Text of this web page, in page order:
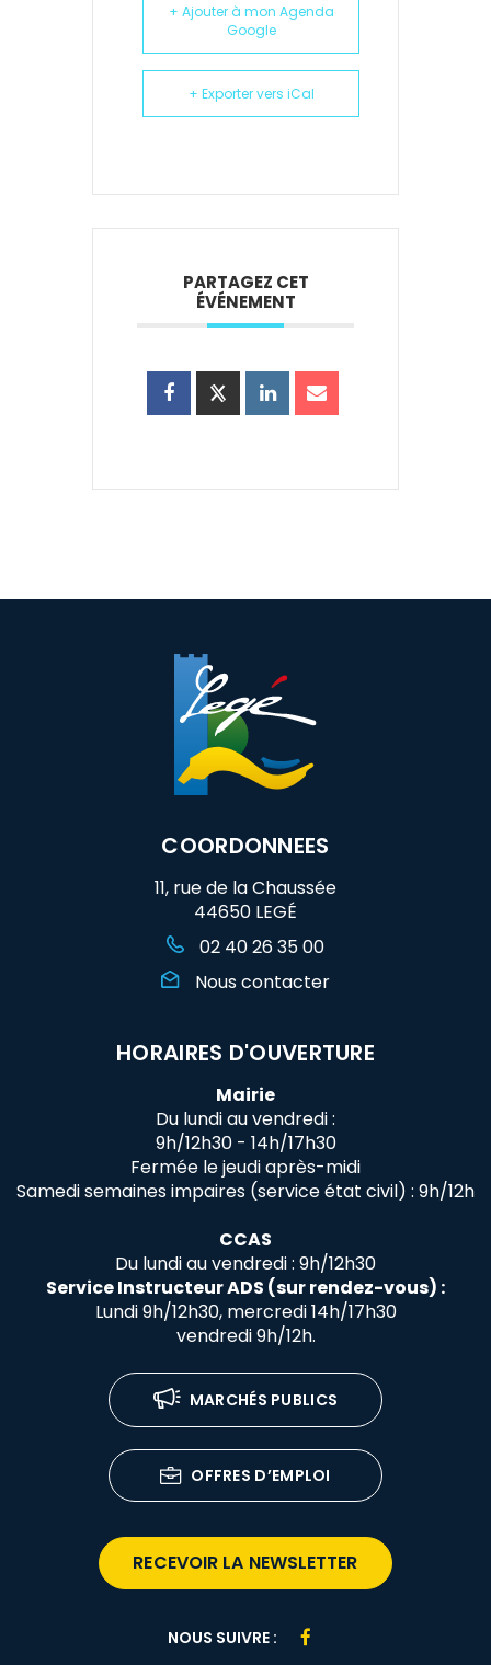
+ Ajouter à mon Agenda
Google
+ Exporter vers iCal
PARTAGEZ CET
ÉVÉNEMENT
COORDONNEES
11, rue de la Chaussée
44650 LEGÉ
02 40 26 35 00
Nous contacter
HORAIRES D'OUVERTURE
Mairie
Du lundi au vendredi :
9h/12h30 - 14h/17h30
Fermée le jeudi après-midi
Samedi semaines impaires (service état civil) : 9h/12h
CCAS
Du lundi au vendredi : 9h/12h30
Service Instructeur ADS (sur rendez-vous) :
Lundi 9h/12h30, mercredi 14h/17h30
vendredi 9h/12h.
MARCHÉS PUBLICS
OFFRES D’EMPLOI
RECEVOIR LA NEWSLETTER
NOUS SUIVRE :